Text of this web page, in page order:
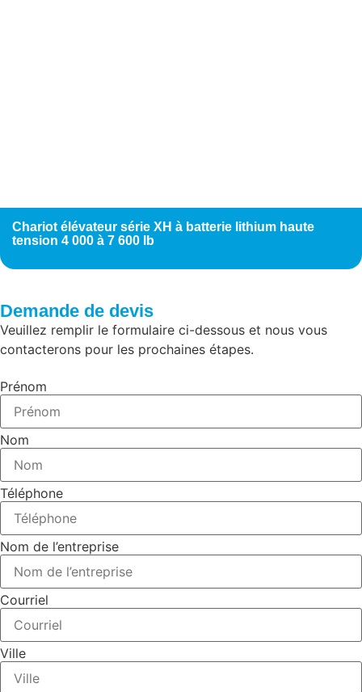
Chariot élévateur série XH à batterie lithium haute
tension 4 000 à 7 600 lb
Demande de devis
Veuillez remplir le formulaire ci-dessous et nous vous
contacterons pour les prochaines étapes.
Prénom
Nom
Téléphone
Nom de l’entreprise
Courriel
Ville